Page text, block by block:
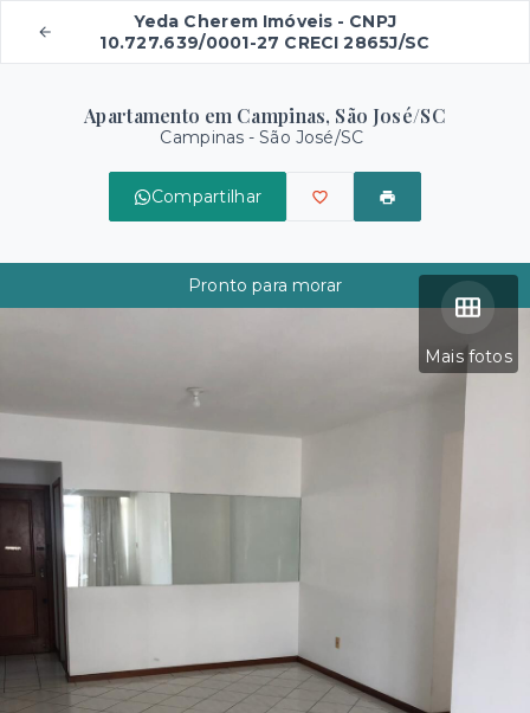
Yeda Cherem Imóveis - CNPJ
10.727.639/0001-27 CRECI 2865J/SC
Apartamento em Campinas, São José/SC
Campinas - São José/SC
Compartilhar
Mais fotos
Pronto para morar